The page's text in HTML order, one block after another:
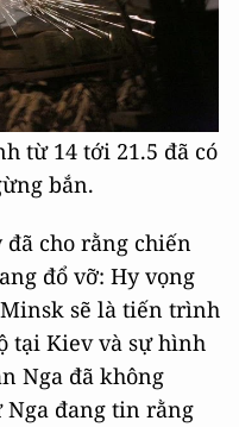
từ 14 tới 21.5 đã có
bắn.
cho rằng chiến
đổ vỡ: Hy vọng
sẽ là tiến trình
tại Kiev và sự hình
Nga đã không
Nga đang tin rằng